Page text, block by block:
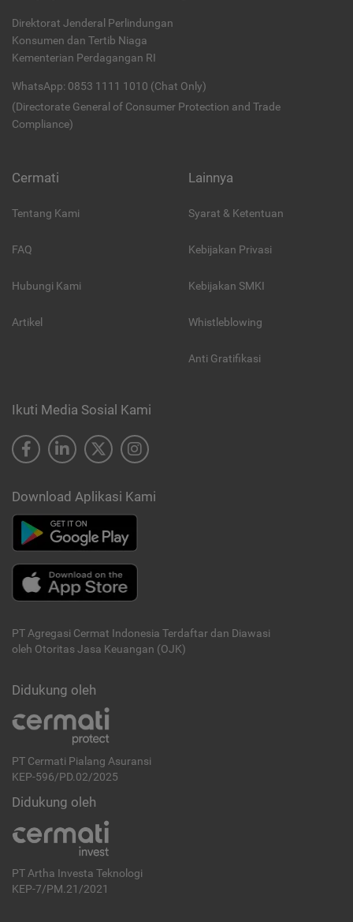
Direktorat Jenderal Perlindungan
Konsumen dan Tertib Niaga
Kementerian Perdagangan RI
WhatsApp: 0853 1111 1010 (Chat Only)
(Directorate General of Consumer Protection and Trade
Compliance)
Cermati
Tentang Kami
FAQ
Hubungi Kami
Artikel
Lainnya
Syarat & Ketentuan
Kebijakan Privasi
Kebijakan SMKI
Whistleblowing
Anti Gratifikasi
Ikuti Media Sosial Kami
Download Aplikasi Kami
PT Agregasi Cermat Indonesia Terdaftar dan Diawasi
oleh Otoritas Jasa Keuangan (OJK)
Didukung oleh
PT Cermati Pialang Asuransi
KEP-596/PD.02/2025
Didukung oleh
PT Artha Investa Teknologi
KEP-7/PM.21/2021